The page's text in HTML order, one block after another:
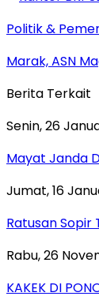
Politik &
Marak, ASN
Berita Terkait
Senin, 26
Mayat Janda
Jumat, 16
Ratusan Sopir
Rabu, 26
KAKEK DI